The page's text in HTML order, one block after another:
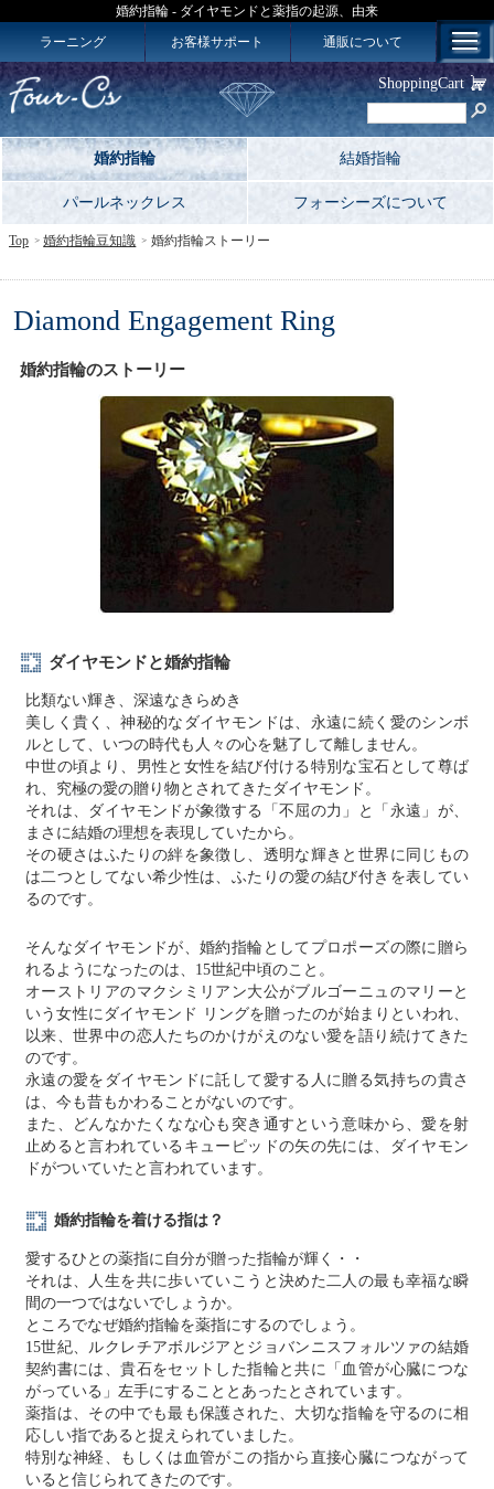
婚約指輪 - ダイヤモンドと薬指の起源、由来
ラーニング
お客様サポート 通販について
婚約指輪 結婚指輪
パールネックレス フォーシーズについて
Diamond Engagement Ring
婚約指輪のストーリー
ダイヤモンドと婚約指輪
比類ない輝き、深遠なきらめき
美しく貴く、神秘的なダイヤモンドは、永遠に続く愛のシンボ
ルとして、いつの時代も人々の心を魅了して離しません。
中世の頃より、男性と女性を結び付ける特別な宝石として尊ば
れ、究極の愛の贈り物とされてきたダイヤモンド。
それは、ダイヤモンドが象徴する「不屈の力」と「永遠」が、
まさに結婚の理想を表現していたから。
その硬さはふたりの絆を象徴し、透明な輝きと世界に同じもの
は二つとしてない希少性は、ふたりの愛の結び付きを表してい
るのです。
そんなダイヤモンドが、婚約指輪としてプロポーズの際に贈ら
れるようになったのは、15世紀中頃のこと。
オーストリアのマクシミリアン大公がブルゴーニュのマリーと
いう女性にダイヤモンド リングを贈ったのが始まりといわれ、
以来、世界中の恋人たちのかけがえのない愛を語り続けてきた
のです。
永遠の愛をダイヤモンドに託して愛する人に贈る気持ちの貴さ
は、今も昔もかわることがないのです。
また、どんなかたくなな心も突き通すという意味から、愛を射
止めると言われているキューピッドの矢の先には、ダイヤモン
ドがついていたと言われています。
婚約指輪を着ける指は？
愛するひとの薬指に自分が贈った指輪が輝く・・
それは、人生を共に歩いていこうと決めた二人の最も幸福な瞬
間の一つではないでしょうか。
ところでなぜ婚約指輪を薬指にするのでしょう。
15世紀、ルクレチアボルジアとジョバンニスフォルツァの結婚
契約書には、貴石をセットした指輪と共に「血管が心臓につな
がっている」左手にすることとあったとされています。
薬指は、その中でも最も保護された、大切な指輪を守るのに相
応しい指であると捉えられていました。
特別な神経、もしくは血管がこの指から直接心臓につながって
いると信じられてきたのです。
Top 婚約指輪豆知識 婚約指輪ストーリー
ShoppingCart